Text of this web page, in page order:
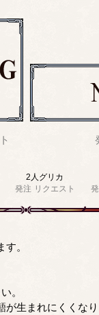
2人グリカ
発注 リクエスト
。
。
が生まれにくくな